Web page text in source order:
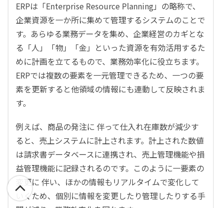
ERPは「Enterprise Resource Planning」の略称で、
企業資源を一か所に集めて管理するシステムのことで
す。あらゆる業務データを集め、企業経営のカギとな
る「人」「物」「金」といった資源を有効活用するた
めに計画を立てるもので、業務効率化に役立ちます。
ERPでは複数の要素を一元管理できるため、一つの要
素を更新すると他領域の情報にも連動して反映されま
す。
例えば、商品の発注に 伴って仕入れ在庫数が減少す
ると、売上システムに計上されます。計上された数値
は請求書データベースに連携され、売上管理機能や損
益管理機能に記録されるのです。このように一要素の
変更に 伴い、ほかの情報もリアルタイムで変化して
いくため、個別に情報を変更したり管理したりする手